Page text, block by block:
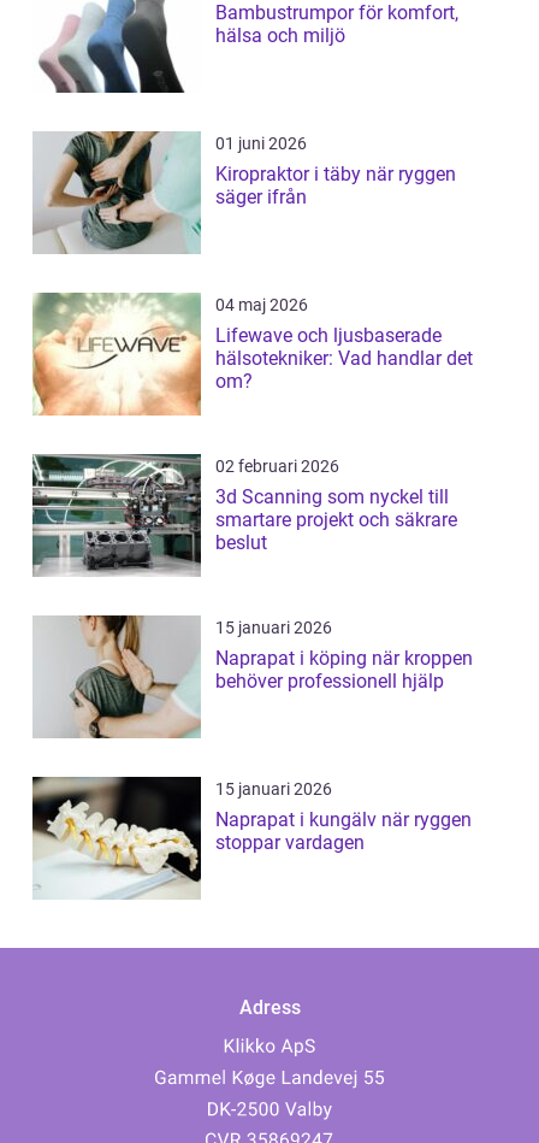
Bambustrumpor för komfort,
hälsa och miljö
01 juni 2026
Kiropraktor i täby när ryggen
säger ifrån
04 maj 2026
Lifewave och ljusbaserade
hälsotekniker: Vad handlar det
om?
02 februari 2026
3d Scanning som nyckel till
smartare projekt och säkrare
beslut
15 januari 2026
Naprapat i köping när kroppen
behöver professionell hjälp
15 januari 2026
Naprapat i kungälv när ryggen
stoppar vardagen
Adress